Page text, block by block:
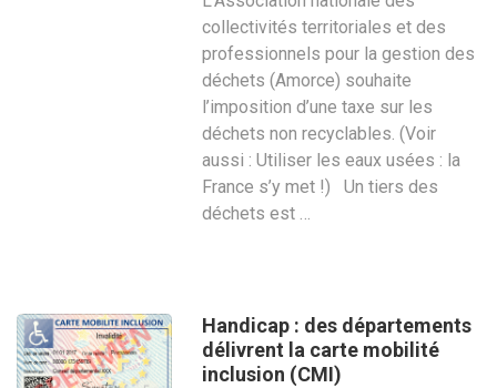
collectivités territoriales et des
professionnels pour la gestion des
déchets (Amorce) souhaite
l’imposition d’une taxe sur les
déchets non recyclables. (Voir
aussi : Utiliser les eaux usées : la
France s’y met !) Un tiers des
déchets est …
Handicap : des départements
délivrent la carte mobilité
inclusion (CMI)